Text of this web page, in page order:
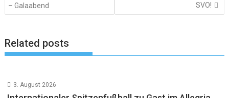
– Galaabend
SVO!
Related posts
3. August 2026